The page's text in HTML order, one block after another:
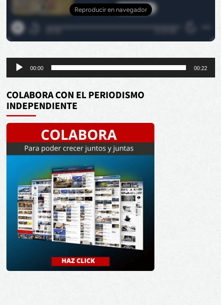
Reproductor
de
audio
00:00 00:22
COLABORA CON EL PERIODISMO
INDEPENDIENTE